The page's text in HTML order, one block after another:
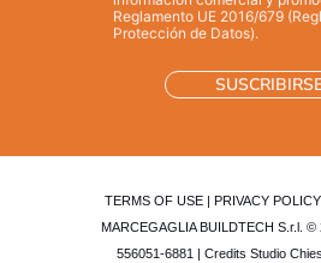
Reglamento UE 2016/679
Protección de Datos).
TERMS OF USE| PRIVACY POLICY
MARCEGAGLIA BUILDTECH S.r.l. ©
556051-6881 | Credits Studio